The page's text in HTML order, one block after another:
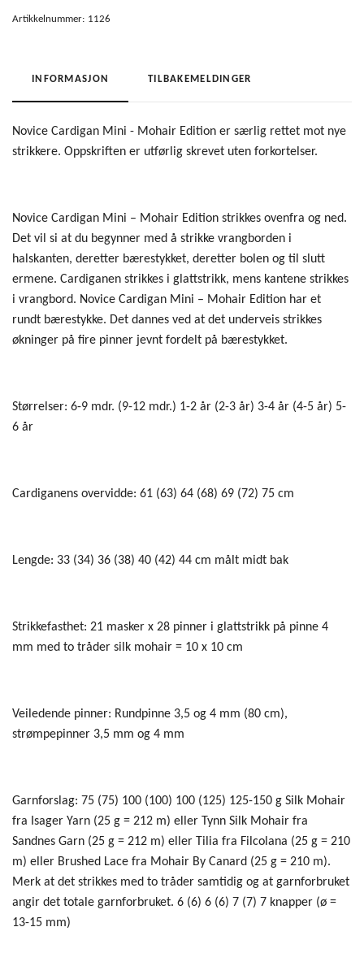
Artikkelnummer: 1126
INFORMASJON TILBAKEMELDINGER
Novice Cardigan Mini - Mohair Edition er særlig rettet mot nye
strikkere. Oppskriften er utførlig skrevet uten forkortelser.
Novice Cardigan Mini – Mohair Edition strikkes ovenfra og ned.
Det vil si at du begynner med å strikke vrangborden i
halskanten, deretter bærestykket, deretter bolen og til slutt
ermene. Cardiganen strikkes i glattstrikk, mens kantene strikkes
i vrangbord. Novice Cardigan Mini – Mohair Edition har et
rundt bærestykke. Det dannes ved at det underveis strikkes
økninger på fire pinner jevnt fordelt på bærestykket.
Størrelser: 6-9 mdr. (9-12 mdr.) 1-2 år (2-3 år) 3-4 år (4-5 år) 5-
6 år
Cardiganens overvidde: 61 (63) 64 (68) 69 (72) 75 cm
Lengde: 33 (34) 36 (38) 40 (42) 44 cm målt midt bak
Strikkefasthet: 21 masker x 28 pinner i glattstrikk på pinne 4
mm med to tråder silk mohair = 10 x 10 cm
Veiledende pinner: Rundpinne 3,5 og 4 mm (80 cm),
strømpepinner 3,5 mm og 4 mm
Garnforslag: 75 (75) 100 (100) 100 (125) 125-150 g Silk Mohair
fra Isager Yarn (25 g = 212 m) eller Tynn Silk Mohair fra
Sandnes Garn (25 g = 212 m) eller Tilia fra Filcolana (25 g = 210
m) eller Brushed Lace fra Mohair By Canard (25 g = 210 m).
Merk at det strikkes med to tråder samtidig og at garnforbruket
angir det totale garnforbruket. 6 (6) 6 (6) 7 (7) 7 knapper (ø =
13-15 mm)